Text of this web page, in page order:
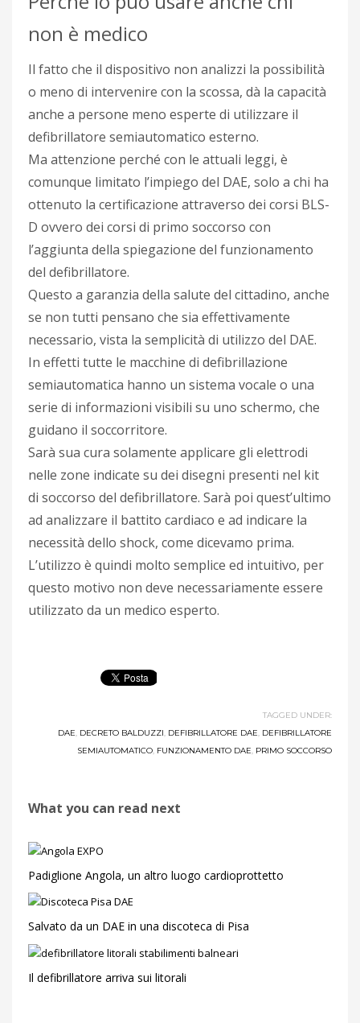
non è medico
Il fatto che il dispositivo non analizzi la possibilità
o meno di intervenire con la scossa, dà la capacità
anche a persone meno esperte di utilizzare il
defibrillatore semiautomatico esterno.
Ma attenzione perché con le attuali leggi, è
comunque limitato l’impiego del DAE, solo a chi ha
ottenuto la certificazione attraverso dei corsi BLS-
D ovvero dei corsi di primo soccorso con
l’aggiunta della spiegazione del funzionamento
del defibrillatore.
Questo a garanzia della salute del cittadino, anche
se non tutti pensano che sia effettivamente
necessario, vista la semplicità di utilizzo del DAE.
In effetti tutte le macchine di defibrillazione
semiautomatica hanno un sistema vocale o una
serie di informazioni visibili su uno schermo, che
guidano il soccorritore.
Sarà sua cura solamente applicare gli elettrodi
nelle zone indicate su dei disegni presenti nel kit
di soccorso del defibrillatore. Sarà poi quest’ultimo
ad analizzare il battito cardiaco e ad indicare la
necessità dello shock, come dicevamo prima.
L’utilizzo è quindi molto semplice ed intuitivo, per
questo motivo non deve necessariamente essere
utilizzato da un medico esperto.
TAGGED UNDER:
DAE, DECRETO BALDUZZI, DEFIBRILLATORE DAE, DEFIBRILLATORE
SEMIAUTOMATICO, FUNZIONAMENTO DAE, PRIMO SOCCORSO
What you can read next
Padiglione Angola, un altro luogo cardioprottetto
Salvato da un DAE in una discoteca di Pisa
Il defibrillatore arriva sui litorali